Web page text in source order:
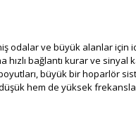
odalar ve büyük alanlar
bağlantı kurar ve sinyal
büyük bir hoparlör
hem de yüksek